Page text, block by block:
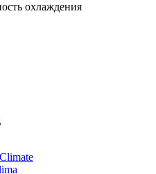
охлаждения